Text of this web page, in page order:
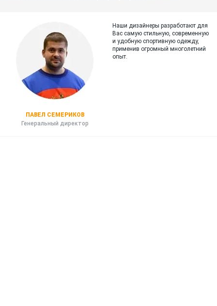
ПАВЕЛ СЕМЕРИКОВ
Генеральный директор
Наши дизайнеры разработают для
Вас самую стильную, современную
и удобную спортивную одежду,
применив огромный многолетний
опыт.